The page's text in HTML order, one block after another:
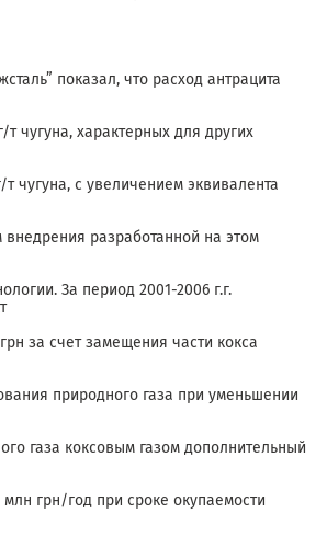
показал, что расход антрацита
т чугуна, характерных для других
чугуна, с увеличением эквивалента
внедрения разработанной на этом
За период 2001-2006 г.г.
за счет замещения части кокса
природного газа при уменьшении
газа коксовым газом дополнительный
млн грн/год при сроке окупаемости